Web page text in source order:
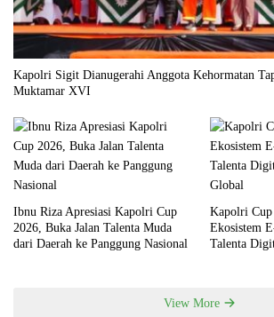
Kapolri Sigit Dianugerahi Anggota Kehormatan
Muktamar XVI
Ibnu Riza Apresiasi Kapolri Cup
2026, Buka Jalan Talenta Muda
dari Daerah ke Panggung Nasional
Kapolri Cup
Ekosistem
Talenta
View More